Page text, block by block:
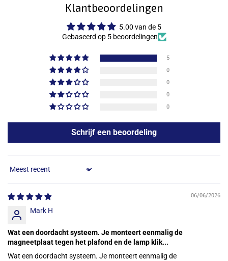
Klantbeoordelingen
5.00 van de 5
Gebaseerd op 5 beoordelingen
5
0
0
0
0
Schrijf een beoordeling
Sort by
06/06/2026
Mark H
Wat een doordacht systeem. Je monteert eenmalig de
magneetplaat tegen het plafond en de lamp klik...
Wat een doordacht systeem. Je monteert eenmalig de